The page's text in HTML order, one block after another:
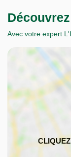
Avec votre expert